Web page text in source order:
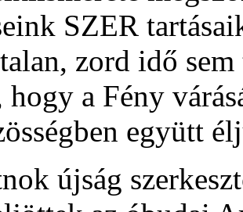
SZER
zord idő
a Fény
együtt
újság